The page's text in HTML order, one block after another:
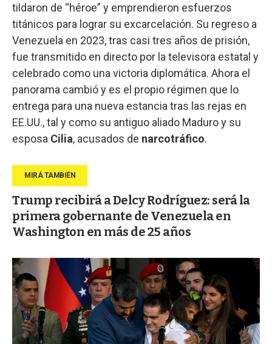
tildaron de “héroe” y emprendieron esfuerzos
titánicos para lograr su excarcelación. Su regreso a
Venezuela en 2023, tras casi tres años de prisión,
fue transmitido en directo por la televisora estatal y
celebrado como una victoria diplomática. Ahora el
panorama cambió y es el propio régimen que lo
entrega para una nueva estancia tras las rejas en
EE.UU., tal y como su antiguo aliado Maduro y su
esposa Cilia, acusados de narcotráfico.
Trump recibirá a Delcy Rodríguez: será la
primera gobernante de Venezuela en
Washington en más de 25 años